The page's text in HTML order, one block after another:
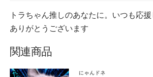
トラちゃん推しのあなたに。いつも応援
ありがとうございます
関連商品
にゃんドネ